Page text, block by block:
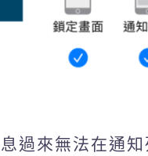
過來無法在通